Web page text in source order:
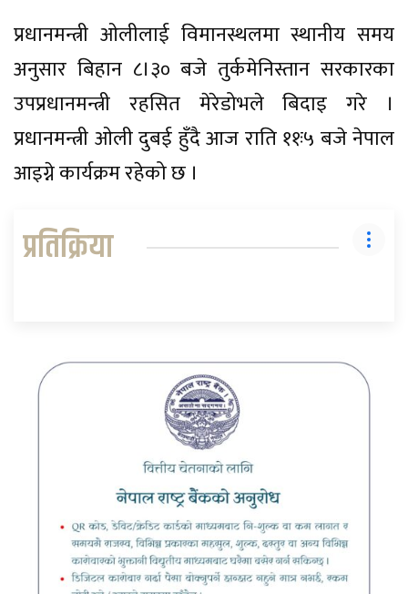
प्रधानमन्त्री ओलीलाई विमानस्थलमा स्थानीय समय
अनुसार बिहान ८।३० बजे तुर्कमेनिस्तान सरकारका
उपप्रधानमन्त्री रहसित मेरेडोभले बिदाइ गरे ।
प्रधानमन्त्री ओली दुबई हुँदै आज राति ११ः५ बजे नेपाल
आइग्ने कार्यक्रम रहेको छ ।
प्रतिक्रिया